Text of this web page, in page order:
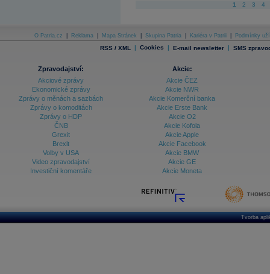
1 2 3 4
O Patria.cz Reklama Mapa Stránek Skupina Patria Kariéra v Patrii Podmínky
RSS / XML | Cookies | E-mail newsletter | SMS
Zpravodajství:
Akciové zprávy
Ekonomické zprávy
Zprávy o měnách a sazbách
Zprávy o komoditách
Zprávy o HDP
ČNB
Grexit
Brexit
Volby v USA
Video zpravodajství
Investiční komentáře
Akcie:
Akcie ČEZ
Akcie NWR
Akcie Komerční banka
Akcie Erste Bank
Akcie O2
Akcie Kofola
Akcie Apple
Akcie Facebook
Akcie BMW
Akcie GE
Akcie Moneta
Tvorba